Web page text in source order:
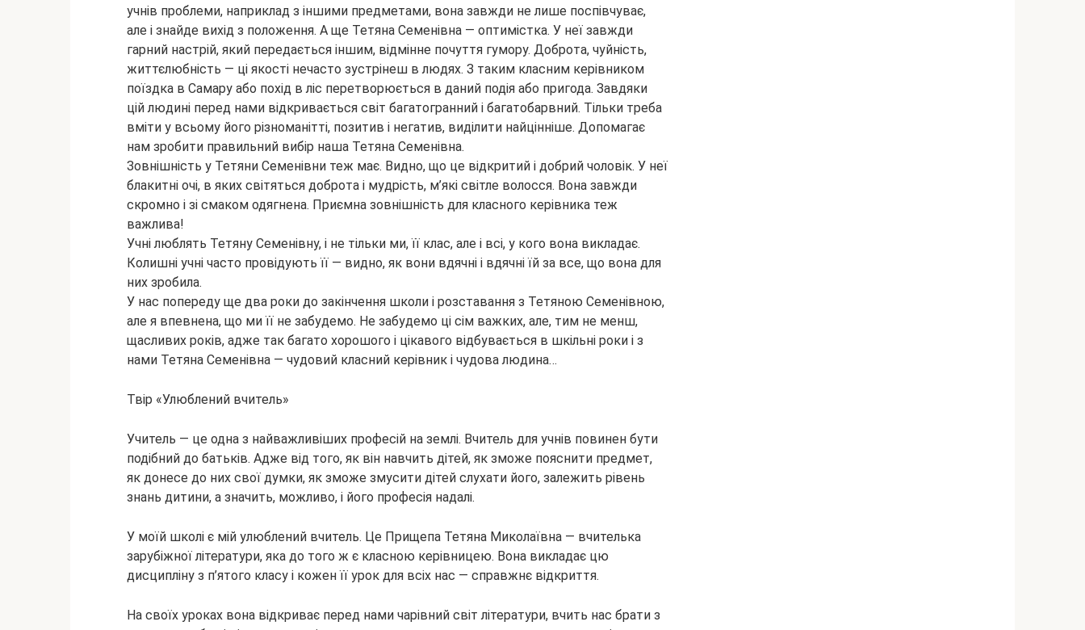
учнів проблеми, наприклад з іншими предметами, вона завжди не лише поспівчуває,
але і знайде вихід з положення. А ще Тетяна Семенівна — оптимістка. У неї завжди
гарний настрій, який передається іншим, відмінне почуття гумору. Доброта, чуйність,
життєлюбність — ці якості нечасто зустрінеш в людях. З таким класним керівником
поїздка в Самару або похід в ліс перетворюється в даний подія або пригода. Завдяки
цій людині перед нами відкривається світ багатогранний і багатобарвний. Тільки треба
вміти у всьому його різноманітті, позитив і негатив, виділити найцінніше. Допомагає
нам зробити правильний вибір наша Тетяна Семенівна.
Зовнішність у Тетяни Семенівни теж має. Видно, що це відкритий і добрий чоловік. У неї
блакитні очі, в яких світяться доброта і мудрість, м’які світле волосся. Вона завжди
скромно і зі смаком одягнена. Приємна зовнішність для класного керівника теж
важлива!
Учні люблять Тетяну Семенівну, і не тільки ми, її клас, але і всі, у кого вона викладає.
Колишні учні часто провідують її — видно, як вони вдячні і вдячні їй за все, що вона для
них зробила.
У нас попереду ще два роки до закінчення школи і розставання з Тетяною Семенівною,
але я впевнена, що ми її не забудемо. Не забудемо ці сім важких, але, тим не менш,
щасливих років, адже так багато хорошого і цікавого відбувається в шкільні роки і з
нами Тетяна Семенівна — чудовий класний керівник і чудова людина…
Твір «Улюблений вчитель»
Учитель — це одна з найважливіших професій на землі. Вчитель для учнів повинен бути
подібний до батьків. Адже від того, як він навчить дітей, як зможе пояснити предмет,
як донесе до них свої думки, як зможе змусити дітей слухати його, залежить рівень
знань дитини, а значить, можливо, і його професія надалі.
У моїй школі є мій улюблений вчитель. Це Прищепа Тетяна Миколаївна — вчителька
зарубіжної літератури, яка до того ж є класною керівницею. Вона викладає цю
дисципліну з п’ятого класу і кожен її урок для всіх нас — справжнє відкриття.
На своїх уроках вона відкриває перед нами чарівний світ літератури, вчить нас брати з